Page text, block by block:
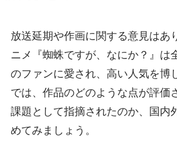
放送延期や作画に関する意見はあ
ニメ『蜘蛛ですが、なにか？』は
のファンに愛され、高い人気を博
では、作品のどのような点が評価
課題として指摘されたのか、国内
めてみましょう。